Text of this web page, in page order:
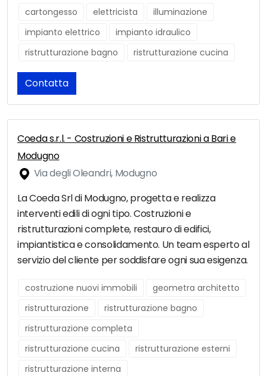
cartongesso elettricista
illuminazione
impianto elettrico
impianto idraulico
ristrutturazione bagno
ristrutturazione cucina
Contatta
Coeda s.r.l. - Costruzioni e Ristrutturazioni a Bari e
Modugno
Via degli Oleandri, Modugno
La Coeda Srl di Modugno, progetta e realizza
interventi edili di ogni tipo. Costruzioni e
ristrutturazioni complete, restauro di edifici,
impiantistica e consolidamento. Un team esperto al
servizio del cliente per soddisfare ogni sua esigenza.
costruzione nuovi immobili
geometra architetto
ristrutturazione
ristrutturazione bagno
ristrutturazione completa
ristrutturazione cucina
ristrutturazione esterni
ristrutturazione interna